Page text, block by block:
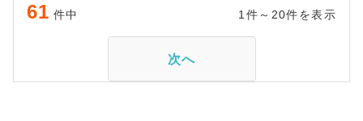
61 件中 1件～20件を表示
次へ